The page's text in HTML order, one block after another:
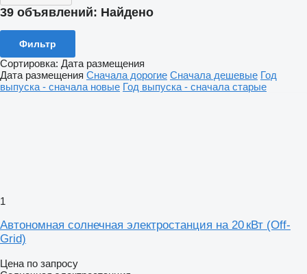
39 объявлений: Найдено
Фильтр
Сортировка: Дата размещения
Дата размещения Сначала дорогие Сначала дешевые Год
выпуска - сначала новые Год выпуска - сначала старые
1
Автономная солнечная электростанция на 20 кВт (Off-
Grid)
Цена по запросу